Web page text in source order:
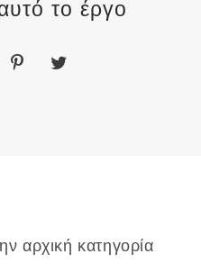
το έργο
αρχική κατηγορία